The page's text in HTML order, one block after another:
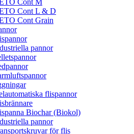
Cont M
Cont L & D
Cont Grain
pannor
flispannor
Biochar (Biokol)
pannor
för flis